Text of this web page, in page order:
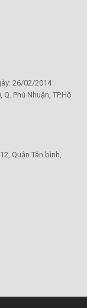
26/02/2014
Phú Nhuận, TP.Hồ
Quận Tân bình,